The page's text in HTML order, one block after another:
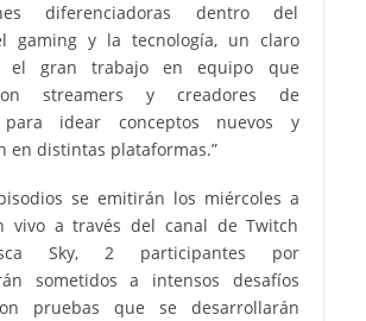
diferenciadoras dentro del
gaming y la tecnología, un claro
el gran trabajo en equipo que
streamers y creadores de
para idear conceptos nuevos y
en distintas plataformas.”
se emitirán los miércoles a
vivo a través del canal de Twitch
Sky, 2 participantes por
sometidos a intensos desafíos
pruebas que se desarrollarán